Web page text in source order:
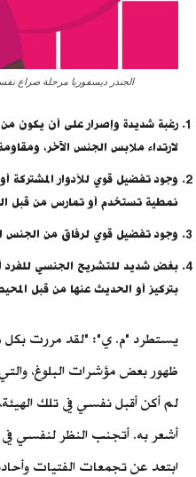
الجندر ديسفوريا مرحلة صراع
رغبة شديدة وإصرار على أن يكون
لارتداء ملابس الجنس الآخر،
وجود تفضيل قوي للأدوار المشتركة
نمطية تستخدم أو تمارس من قبل
وجود تفضيل قوي لرفاق من الجنس
بغض شديد للتشريح الجنسي للفرد
بتركيز أو الحديث عنها من قبل
يستطرد "م. ي": "لقد مررت بكل
ظهور بعض مؤشرات البلوغ، والتي
لم أكن أقبل نفسي في تلك
أشعر به. أتجنب النظر لنفسي في
ابتعد عن تجمعات الفتيات